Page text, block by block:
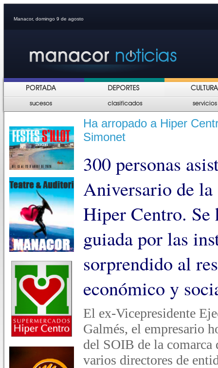
Manacor, domingo 9 de agosto
Ha arropado a Hiper
Simonet
300 personas
Aniversario de la
Hiper Centro. Se
guiada por las
sorprendido al
económico y
El ex-Vicepresidente
Galmés, el empresario
del SOIB de la
varios directores de